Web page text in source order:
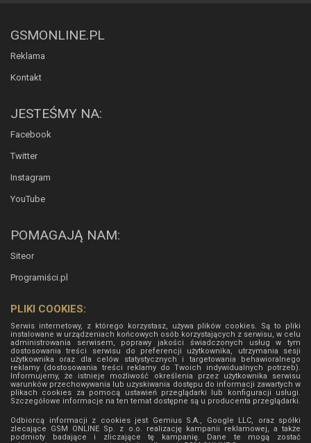
GSMONLINE.PL
Reklama
Kontakt
JESTEŚMY NA:
Facebook
Twitter
Instagram
YouTube
POMAGAJĄ NAM:
Siteor
Programiści.pl
PLIKI COOKIES:
Serwis internetowy, z którego korzystasz, używa plików cookies. Są to pliki
instalowane w urządzeniach końcowych osób korzystających z serwisu, w celu
administrowania serwisem, poprawy jakości świadczonych usług w tym
dostosowania treści serwisu do preferencji użytkownika, utrzymania sesji
użytkownika oraz dla celów statystycznych i targetowania behawioralnego
reklamy (dostosowania treści reklamy do Twoich indywidualnych potrzeb).
Informujemy, że istnieje możliwość określenia przez użytkownika serwisu
warunków przechowywania lub uzyskiwania dostępu do informacji zawartych w
plikach cookies za pomocą ustawień przeglądarki lub konfiguracji usługi.
Szczegółowe informacje na ten temat dostępne są u producenta przeglądarki.
Odbiorcą informacji z cookies jest Gemius S.A., Google LLC, oraz spółki
zlecające GSM ONLINE Sp. z o.o. realizację kampanii reklamowej, a także
podmioty badające i zliczające tę kampanię. Dane te mogą zostać